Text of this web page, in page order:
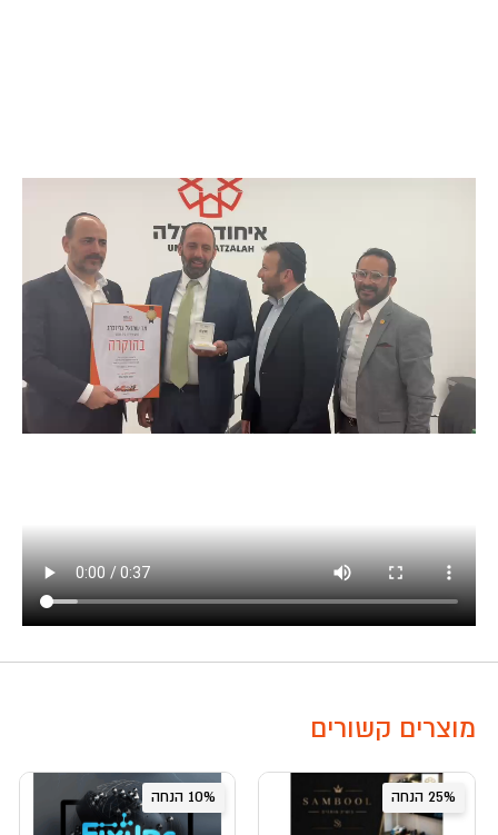
מוצרים קשורים
25% הנחה 10% הנחה